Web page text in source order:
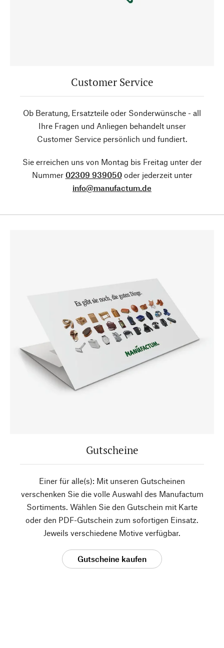
Customer Service
Ob Beratung, Ersatzteile oder Sonderwünsche - all
Ihre Fragen und Anliegen behandelt unser
Customer Service persönlich und fundiert.
Sie erreichen uns von Montag bis Freitag unter der
Nummer 02309 939050oder jederzeit unter
info@manufactum.de
Gutscheine
Einer für alle(s): Mit unseren Gutscheinen
verschenken Sie die volle Auswahl des Manufactum
Sortiments. Wählen Sie den Gutschein mit Karte
oder den PDF-Gutschein zum sofortigen Einsatz.
Jeweils verschiedene Motive verfügbar.
Gutscheine kaufen